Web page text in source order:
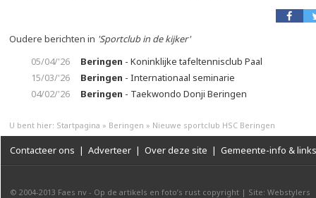
Oudere berichten in 'Sportclub in de kijker'
05/04/'26
Beringen - Koninklijke tafeltennisclub Paal
15/03/'26
Beringen - Internationaal seminarie
04/02/'26
Beringen - Taekwondo Donji Beringen
U bent hier: Startpagina » Beringen » Nieuwe sportclub HSC Beringen
Contacteer ons | Adverteer | Over deze site | Gemeente-info & links
© 2004-2013 Faes nv - Op de artikels en foto’s rust copyright | Site: Webstylers